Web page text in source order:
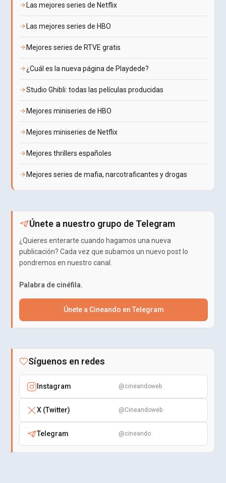
Las mejores series de Netflix
Las mejores series de HBO
Mejores series de RTVE gratis
¿Cuál es la nueva página de Playdede?
Studio Ghibli: todas las películas producidas
Mejores miniseries de HBO
Mejores miniseries de Netflix
Mejores thrillers españoles
Mejores series de mafia, narcotraficantes y drogas
Únete a nuestro grupo de Telegram
¿Quieres enterarte cuando hagamos una nueva
publicación? Cada vez que subamos un nuevo post lo
pondremos en nuestro canal.
Palabra de cinéfila.
Únete a Cineando en Telegram
Síguenos en redes
Instagram @cineandoweb
X (Twitter) @Cineandoweb
Telegram @cineando